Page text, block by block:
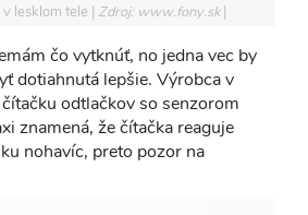
lesklom tele Zdroj: www.fony.sk
čo vytknúť, no jedna vec by
dotiahnutá lepšie. Výrobca v
odtlačkov so senzorom
znamená, že čítačka reaguje
nohavíc, preto pozor na